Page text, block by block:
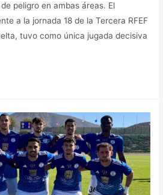
peligro en ambas áreas. El
a la jornada 18 de la Tercera RFEF
tuvo como única jugada decisiva